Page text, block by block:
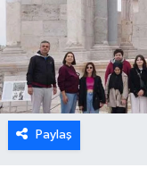
Paylaş
RESMİ